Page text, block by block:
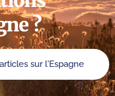
?
sur l'Espagne